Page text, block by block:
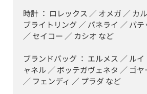
時計 ： ロレックス ／ オメガ ／ カ
ブライトリング ／ パネライ ／ パ
／ セイコー ／ カシオ など
ブランドバッグ ： エルメス ／ ル
ャネル ／ ボッテガヴェネタ ／ ゴ
／ フェンディ ／ プラダ など